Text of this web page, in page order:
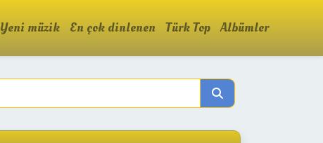
Yeni müzik En çok dinlenen Türk Top Albümler